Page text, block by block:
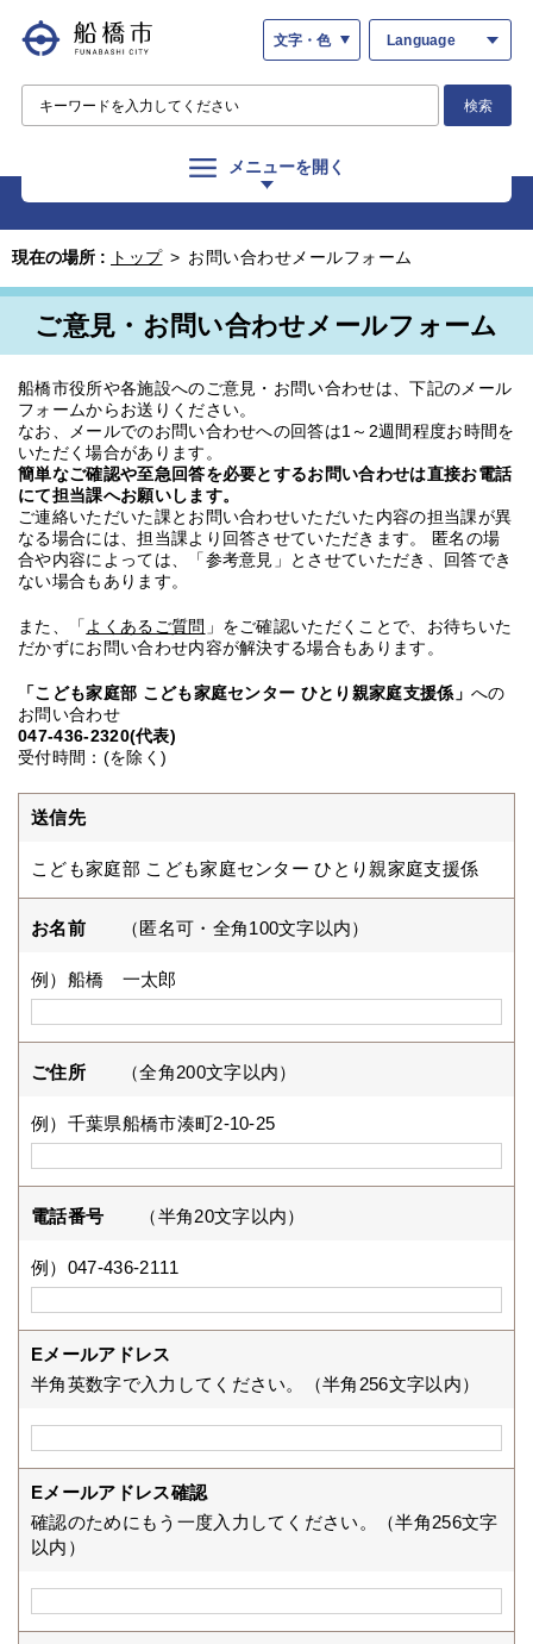
文字・色 Language
検索
メニューを開く
現在の場所 : トップ > お問い合わせメールフォーム
ご意見・お問い合わせメールフォーム
船橋市役所や各施設へのご意見・お問い合わせは、下記のメール
フォームからお送りください。
なお、メールでのお問い合わせへの回答は1～2週間程度お時間を
いただく場合があります。
簡単なご確認や至急回答を必要とするお問い合わせは直接お電話
にて担当課へお願いします。
ご連絡いただいた課とお問い合わせいただいた内容の担当課が異
なる場合には、担当課より回答させていただきます。 匿名の場
合や内容によっては、「参考意見」とさせていただき、回答でき
ない場合もあります。
また、「 よくあるご質問 」をご確認いただくことで、お待ちいた
だかずにお問い合わせ内容が解決する場合もあります。
「こども家庭部 こども家庭センター ひとり親家庭支援係」 への
お問い合わせ
047-436-2320(代表)
受付時間：(を除く)
送信先
こども家庭部 こども家庭センター ひとり親家庭支援係
お名前 （匿名可・全角100文字以内）
例）船橋 一太郎
ご住所 （全角200文字以内）
例）千葉県船橋市湊町2-10-25
電話番号 （半角20文字以内）
例）047-436-2111
Eメールアドレス
半角英数字で入力してください。（半角256文字以内）
Eメールアドレス確認
確認のためにもう一度入力してください。（半角256文字
以内）